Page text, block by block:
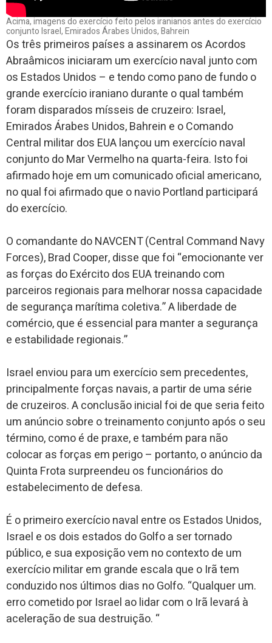
Acima, imagens do exercício feito pelos iranianos antes do exercício
conjunto Israel, Emirados Árabes Unidos, Bahrein
Os três primeiros países a assinarem os Acordos
Abraâmicos iniciaram um exercício naval junto com
os Estados Unidos – e tendo como pano de fundo o
grande exercício iraniano durante o qual também
foram disparados mísseis de cruzeiro: Israel,
Emirados Árabes Unidos, Bahrein e o Comando
Central militar dos EUA lançou um exercício naval
conjunto do Mar Vermelho na quarta-feira. Isto foi
afirmado hoje em um comunicado oficial americano,
no qual foi afirmado que o navio Portland participará
do exercício.
O comandante do NAVCENT (Central Command Navy
Forces), Brad Cooper, disse que foi “emocionante ver
as forças do Exército dos EUA treinando com
parceiros regionais para melhorar nossa capacidade
de segurança marítima coletiva.” A liberdade de
comércio, que é essencial para manter a segurança
e estabilidade regionais.”
Israel enviou para um exercício sem precedentes,
principalmente forças navais, a partir de uma série
de cruzeiros. A conclusão inicial foi de que seria feito
um anúncio sobre o treinamento conjunto após o seu
término, como é de praxe, e também para não
colocar as forças em perigo – portanto, o anúncio da
Quinta Frota surpreendeu os funcionários do
estabelecimento de defesa.
É o primeiro exercício naval entre os Estados Unidos,
Israel e os dois estados do Golfo a ser tornado
público, e sua exposição vem no contexto de um
exercício militar em grande escala que o Irã tem
conduzido nos últimos dias no Golfo. “Qualquer um.
erro cometido por Israel ao lidar com o Irã levará à
aceleração de sua destruição. “